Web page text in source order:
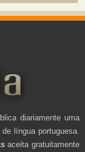
diariamente uma
língua portuguesa.
aceita gratuitamente